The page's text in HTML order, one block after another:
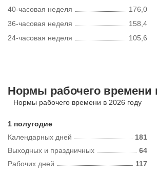
40-часовая неделя
176,0
36-часовая неделя
158,4
24-часовая неделя
105,6
Нормы рабочего времени
Нормы рабочего времени в 2026 году
1 полугодие
Календарных дней
181
Рабочих дней 117
Выходных и праздничных 64